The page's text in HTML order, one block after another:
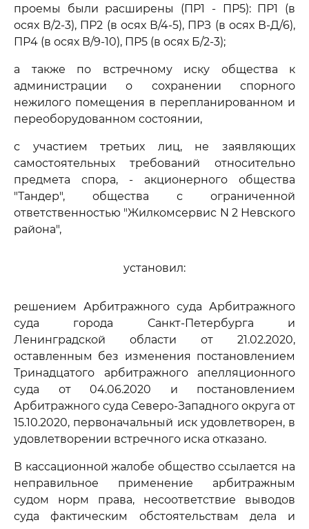
проемы были расширены (ПР1 - ПР5): ПР1 (в
осях В/2-3), ПР2 (в осях В/4-5), ПРЗ (в осях В-Д/6),
ПР4 (в осях В/9-10), ПР5 (в осях Б/2-3);
а также по встречному иску общества к
администрации о сохранении спорного
нежилого помещения в перепланированном и
переоборудованном состоянии,
с участием третьих лиц, не заявляющих
самостоятельных требований относительно
предмета спора, - акционерного общества
"Тандер", общества с ограниченной
ответственностью "Жилкомсервис N 2 Невского
района",
установил:
решением Арбитражного суда Арбитражного
суда города Санкт-Петербурга и
Ленинградской области от 21.02.2020,
оставленным без изменения постановлением
Тринадцатого арбитражного апелляционного
суда от 04.06.2020 и постановлением
Арбитражного суда Северо-Западного округа от
15.10.2020, первоначальный иск удовлетворен, в
удовлетворении встречного иска отказано.
В кассационной жалобе общество ссылается на
неправильное применение арбитражным
судом норм права, несоответствие выводов
суда фактическим обстоятельствам дела и